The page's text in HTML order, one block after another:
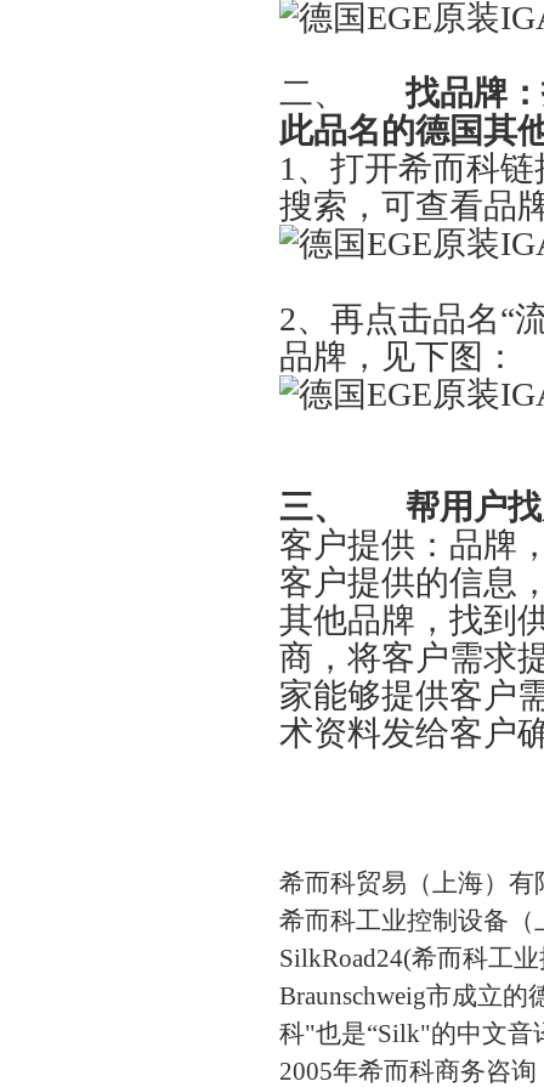
二、
找品牌
此品名的德国其
1 、打开希而科链
搜索，可查看品
2、再点击品名“
品牌，见下图：
三、
帮用户
客户提供：品牌
客户提供的信息
其他品牌，找到
商，将客户需求
家能够提供客户
术资料发给客户
希而科贸易（上海）有
希而科工业控制设备（
SilkRoad24(希而科工
Braunschweig市成立的
科"也是“Silk"的中文音
2005年希而科商务咨